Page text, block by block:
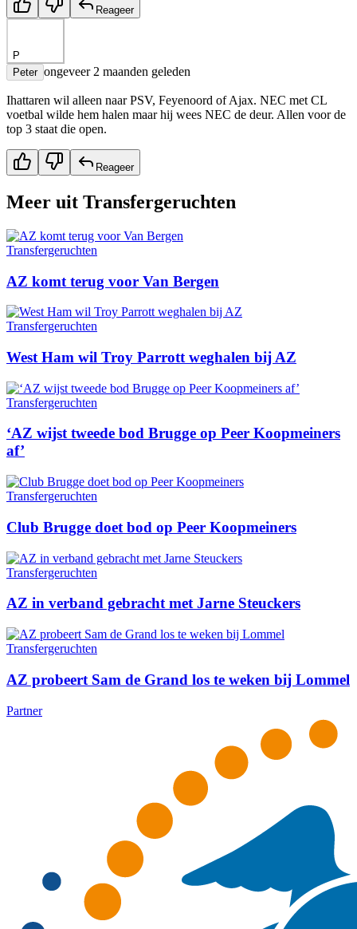
Reageer
P
Peter ongeveer 2 maanden geleden
Ihattaren wil alleen naar PSV, Feyenoord of Ajax. NEC met CL
voetbal wilde hem halen maar hij wees NEC de deur. Allen voor de
top 3 staat die open.
Reageer
Meer uit Transfergeruchten
Transfergeruchten
AZ komt terug voor Van Bergen
Transfergeruchten
West Ham wil Troy Parrott weghalen bij AZ
Transfergeruchten
‘AZ wijst tweede bod Brugge op Peer Koopmeiners
af’
Transfergeruchten
Club Brugge doet bod op Peer Koopmeiners
Transfergeruchten
AZ in verband gebracht met Jarne Steuckers
Transfergeruchten
AZ probeert Sam de Grand los te weken bij Lommel
Partner